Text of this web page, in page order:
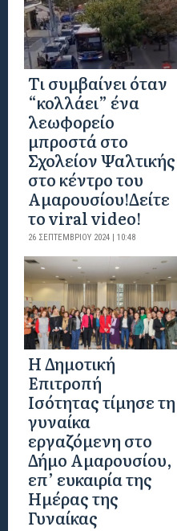
Tι συμβαίνει όταν
“κολλάει” ένα
λεωφορείο
μπροστά στο
Σχολείον Ψαλτικής
στο κέντρο του
Αμαρουσίου!Δείτε
το viral video!
26 ΣΕΠΤΕΜΒΡΊΟΥ 2024 | 10:48
Η Δημοτική
Επιτροπή
Ισότητας τίμησε τη
γυναίκα
εργαζόμενη στο
Δήμο Αμαρουσίου,
επ’ ευκαιρία της
Ημέρας της
Γυναίκας